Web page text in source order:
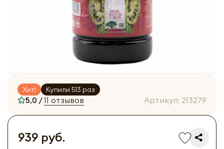
Хит! Купили 513 раз
5,0 /11 отзывов Артикул: 213279
939 руб.